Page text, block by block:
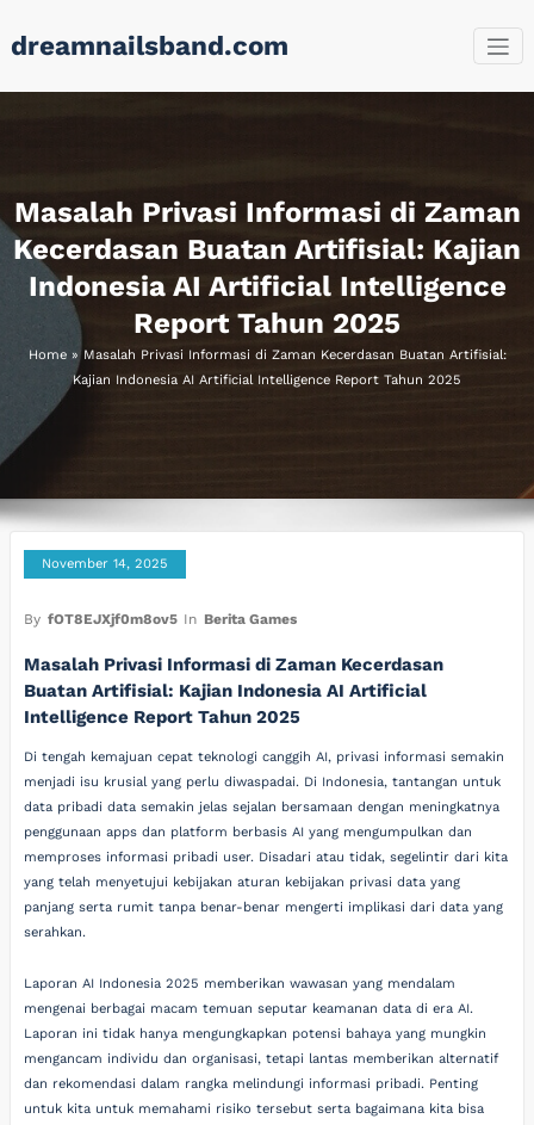
dreamnailsband.com
Masalah Privasi Informasi di Zaman
Kecerdasan Buatan Artifisial: Kajian
Indonesia AI Artificial Intelligence
Report Tahun 2025
Home»Masalah Privasi Informasi di Zaman Kecerdasan Buatan Artifisial:
Kajian Indonesia AI Artificial Intelligence Report Tahun 2025
November 14, 2025
By fOT8EJXjf0m8ov5 In Berita Games
Masalah Privasi Informasi di Zaman Kecerdasan
Buatan Artifisial: Kajian Indonesia AI Artificial
Intelligence Report Tahun 2025
Di tengah kemajuan cepat teknologi canggih AI, privasi informasi semakin
menjadi isu krusial yang perlu diwaspadai. Di Indonesia, tantangan untuk
data pribadi data semakin jelas sejalan bersamaan dengan meningkatnya
penggunaan apps dan platform berbasis AI yang mengumpulkan dan
memproses informasi pribadi user. Disadari atau tidak, segelintir dari kita
yang telah menyetujui kebijakan aturan kebijakan privasi data yang
panjang serta rumit tanpa benar-benar mengerti implikasi dari data yang
serahkan.
Laporan AI Indonesia 2025 memberikan wawasan yang mendalam
mengenai berbagai macam temuan seputar keamanan data di era AI.
Laporan ini tidak hanya mengungkapkan potensi bahaya yang mungkin
mengancam individu dan organisasi, tetapi lantas memberikan alternatif
dan rekomendasi dalam rangka melindungi informasi pribadi. Penting
untuk kita untuk memahami risiko tersebut serta bagaimana kita bisa